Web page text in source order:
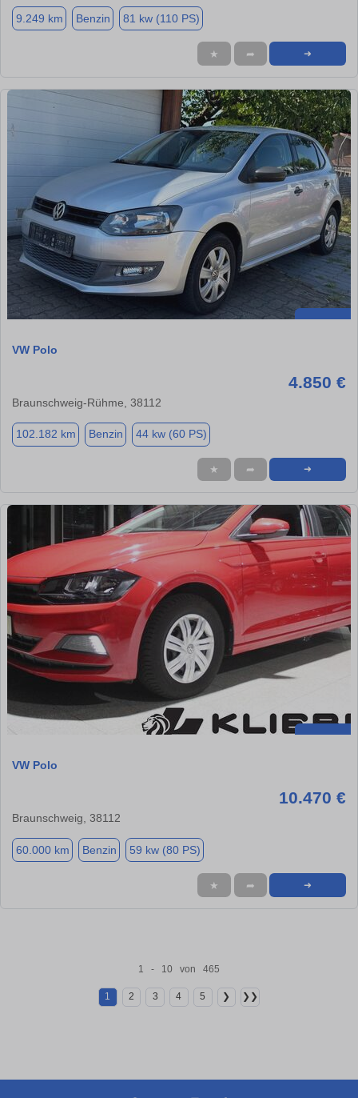
9.249 km Benzin 81 kw (110 PS)
★ ➦ ➜
VW Polo
4.850 €
Braunschweig-Rühme, 38112
102.182 km Benzin 44 kw (60 PS)
★ ➦ ➜
VW Polo
10.470 €
Braunschweig, 38112
60.000 km Benzin 59 kw (80 PS)
★ ➦ ➜
1 - 10 von 465
1 2 3 4 5 ❯ ❯❯